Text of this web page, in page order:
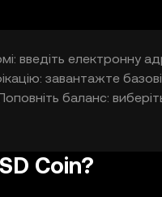
введіть електронну
завантажте
баланс:
і перекажіть
Coin?